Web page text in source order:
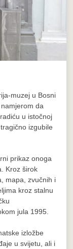
muzej u Bosni
da
u istočnoj
izgubile
prikaz onoga
Kroz širok
mapa, zvučnih i
kroz stalnu
jula 1995.
izložbe
u svijetu, ali i